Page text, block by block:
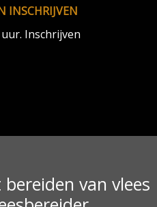
INSCHRIJVEN
uur. Inschrijven
van vlees